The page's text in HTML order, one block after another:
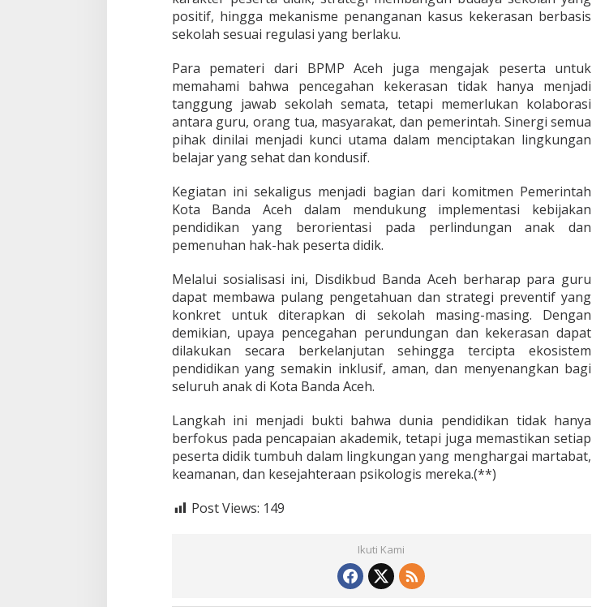
positif, hingga mekanisme penanganan kasus kekerasan berbasis
sekolah sesuai regulasi yang berlaku.
Para pemateri dari BPMP Aceh juga mengajak peserta untuk
memahami bahwa pencegahan kekerasan tidak hanya menjadi
tanggung jawab sekolah semata, tetapi memerlukan kolaborasi
antara guru, orang tua, masyarakat, dan pemerintah. Sinergi semua
pihak dinilai menjadi kunci utama dalam menciptakan lingkungan
belajar yang sehat dan kondusif.
Kegiatan ini sekaligus menjadi bagian dari komitmen Pemerintah
Kota Banda Aceh dalam mendukung implementasi kebijakan
pendidikan yang berorientasi pada perlindungan anak dan
pemenuhan hak-hak peserta didik.
Melalui sosialisasi ini, Disdikbud Banda Aceh berharap para guru
dapat membawa pulang pengetahuan dan strategi preventif yang
konkret untuk diterapkan di sekolah masing-masing. Dengan
demikian, upaya pencegahan perundungan dan kekerasan dapat
dilakukan secara berkelanjutan sehingga tercipta ekosistem
pendidikan yang semakin inklusif, aman, dan menyenangkan bagi
seluruh anak di Kota Banda Aceh.
Langkah ini menjadi bukti bahwa dunia pendidikan tidak hanya
berfokus pada pencapaian akademik, tetapi juga memastikan setiap
peserta didik tumbuh dalam lingkungan yang menghargai martabat,
keamanan, dan kesejahteraan psikologis mereka.(**)
Post Views: 149
Ikuti Kami